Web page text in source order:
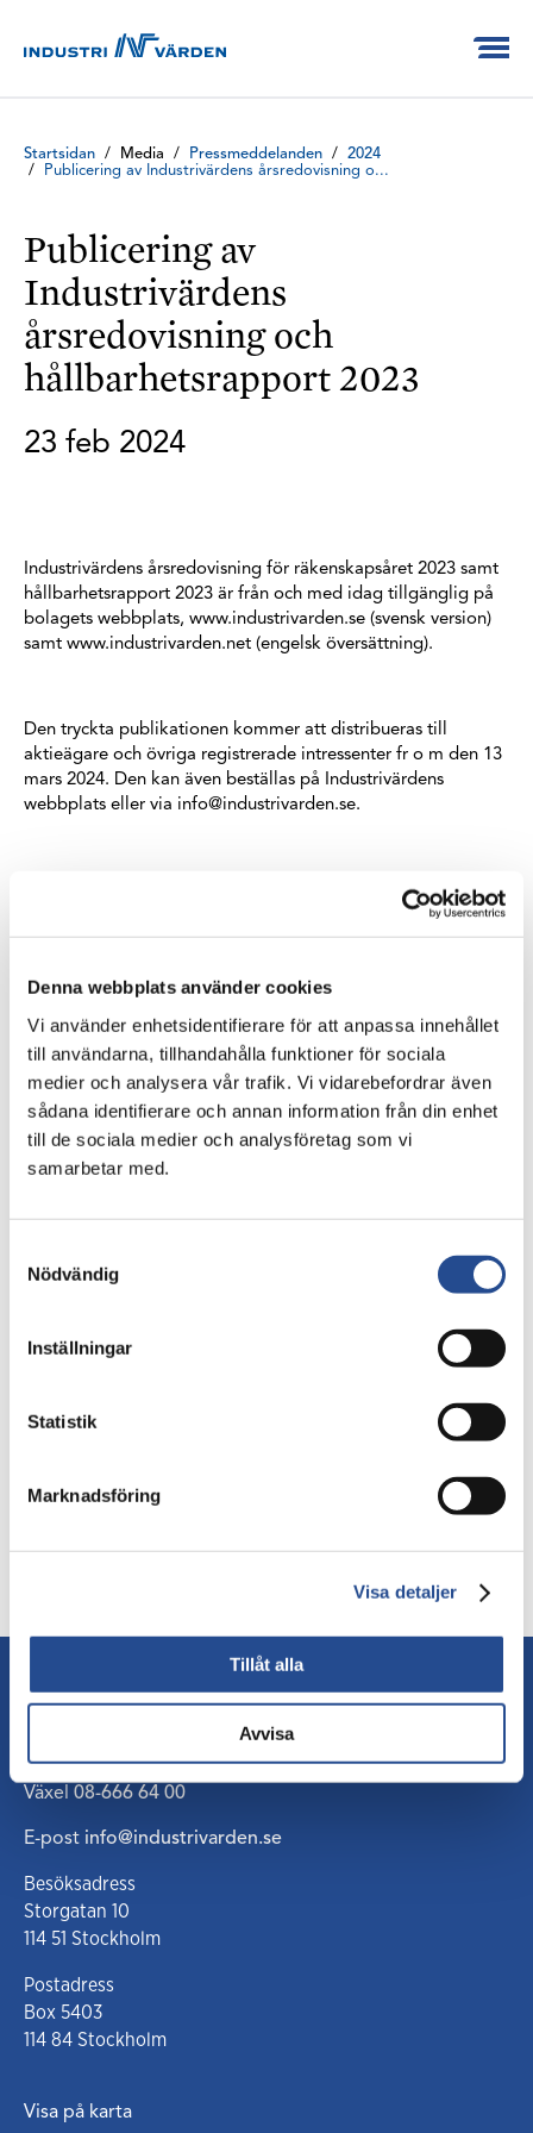
Denna webbplats använder cookies
Vi använder enhetsidentifierare för att anpassa innehållet
till användarna, tillhandahålla funktioner för sociala
medier och analysera vår trafik. Vi vidarebefordrar även
sådana identifierare och annan information från din enhet
till de sociala medier och analysföretag som vi
samarbetar med.
Nödvändig
Inställningar
Statistik
Marknadsföring
Visa detaljer
Tillåt alla
Avvisa
Startsidan / Media / Pressmeddelanden /
2024
/
Publicering av Industrivärdens årsredovisning o...
Publicering av
Industrivärdens
årsredovisning och
hållbarhetsrapport 2023
23 feb 2024
Industrivärdens årsredovisning för räkenskapsåret 2023 samt
hållbarhetsrapport 2023 är från och med idag tillgänglig på
bolagets webbplats, www.industrivarden.se (svensk version)
samt www.industrivarden.net (engelsk översättning).
Den tryckta publikationen kommer att distribueras till
aktieägare och övriga registrerade intressenter fr o m den 13
mars 2024. Den kan även beställas på Industrivärdens
webbplats eller via info@industrivarden.se.
AB INDUSTRIVÄRDEN (publ)
För ytterligare information, kontakta:
Sverker Sivall, kommunikations- och hållbarhetschef, tel. 08-
666 64 00
Informationen är sådan som AB Industrivärden (publ) skall
Informationen lämnades, genom kommunikations- och
ssl@industrivarden.se), för offentliggörande den 23 februari
Bilaga
Kontakt
Växel 08-666 64 00
E-post info@industrivarden.se
Besöksadress
Storgatan 10
114 51 Stockholm
Postadress
Box 5403
114 84 Stockholm
Visa på karta